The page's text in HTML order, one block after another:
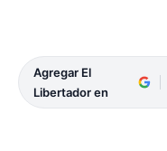
Agregar El
Libertador en